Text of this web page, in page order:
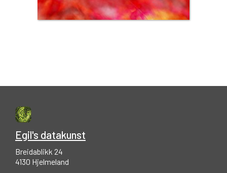
Egil's datakunst
Breidablikk 24
4130 Hjelmeland